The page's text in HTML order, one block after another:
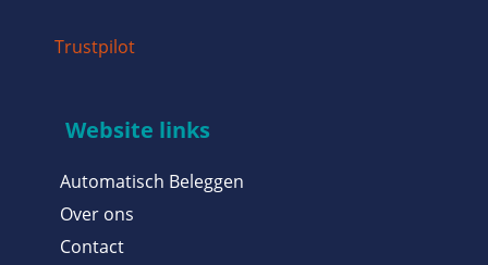
Trustpilot
Website links
Automatisch Beleggen
Over ons
Contact